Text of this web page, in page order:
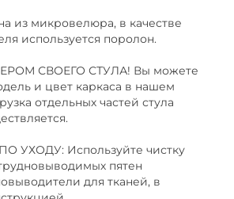
из микровелюра, в качестве
используется поролон.
СВОЕГО СТУЛА! Вы можете
и цвет каркаса в нашем
отдельных частей стула
УХОДУ: Используйте чистку
пятен
для тканей, в